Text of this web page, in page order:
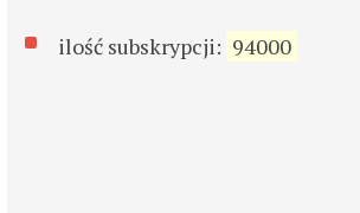
ilość subskrypcji: 94000